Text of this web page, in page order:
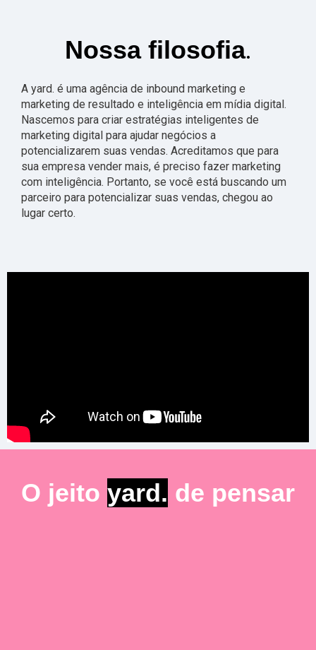
Nossa filosofia.
A yard. é uma agência de inbound marketing e
marketing de resultado e inteligência em mídia digital.
Nascemos para criar estratégias inteligentes de
marketing digital para ajudar negócios a
potencializarem suas vendas. Acreditamos que para
sua empresa vender mais, é preciso fazer marketing
com inteligência. Portanto, se você está buscando um
parceiro para potencializar suas vendas, chegou ao
lugar certo.
O jeito yard. de pensar